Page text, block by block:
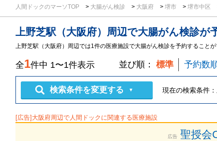
人間ドックのマーソTOP 大腸がん検診 大阪府 堺市 堺市中区
上野芝駅（大阪府）周辺で大腸がん検診が
上野芝駅（大阪府）周辺では1件の医療施設で大腸がん検診を予約すること
全1件中 1〜1件表示 並び順： 標準 予約数
検索条件を変更する ▼ 現在の検索条件：
[広告] 大阪府周辺で人間ドックに関連する医療施設
広告 聖授会